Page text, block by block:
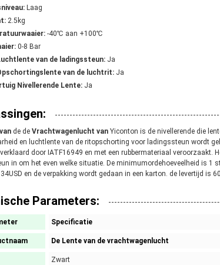
Laag
2.5kg
-40℃ aan +100℃
0-8 Bar
van de ladingssteun: Ja
van de luchtrit: Ja
Nivellerende Lente: Ja
de de Vrachtwagenlucht van Yiconton is de nivellerende die
en luchtlente van de ritopschorting voor ladingssteun wordt
door IATF16949 en met een rubbermateriaal veroorzaakt.
in om het even welke situatie. De minimumordehoeveelheid is 1
34USD en de verpakking wordt gedaan in een karton. de levertijd is
Parameters:
Specificatie
De Lente van de vrachtwagenlucht
Zwart